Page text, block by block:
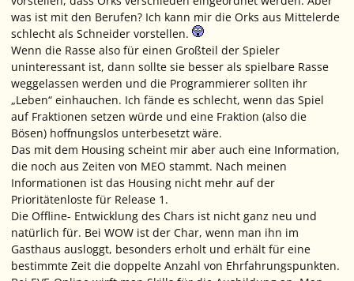
was ist mit den Berufen? Ich kann mir die Orks aus Mittelerde
schlecht als Schneider vorstellen.
Wenn die Rasse also für einen Großteil der Spieler
uninteressant ist, dann sollte sie besser als spielbare Rasse
weggelassen werden und die Programmierer sollten ihr
„Leben“ einhauchen. Ich fände es schlecht, wenn das Spiel
auf Fraktionen setzen würde und eine Fraktion (also die
Bösen) hoffnungslos unterbesetzt wäre.
Das mit dem Housing scheint mir aber auch eine Information,
die noch aus Zeiten von MEO stammt. Nach meinen
Informationen ist das Housing nicht mehr auf der
Prioritätenloste für Release 1.
Die Offline- Entwicklung des Chars ist nicht ganz neu und
natürlich für. Bei WOW ist der Char, wenn man ihn im
Gasthaus ausloggt, besonders erholt und erhält für eine
bestimmte Zeit die doppelte Anzahl von Ehrfahrungspunkten.